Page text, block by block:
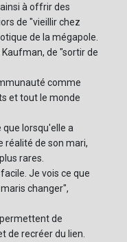
à offrir des
de "vieillir chez
de la mégapole.
de "sortir de
comme
et tout le monde
que lorsqu'elle a
réalité de son mari,
rares.
Je vois ce que
changer",
de
de recréer du lien.